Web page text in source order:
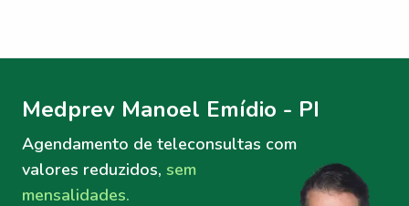
Medprev Manoel Emídio - PI
Agendamento de teleconsultas com
valores reduzidos, sem
mensalidades.